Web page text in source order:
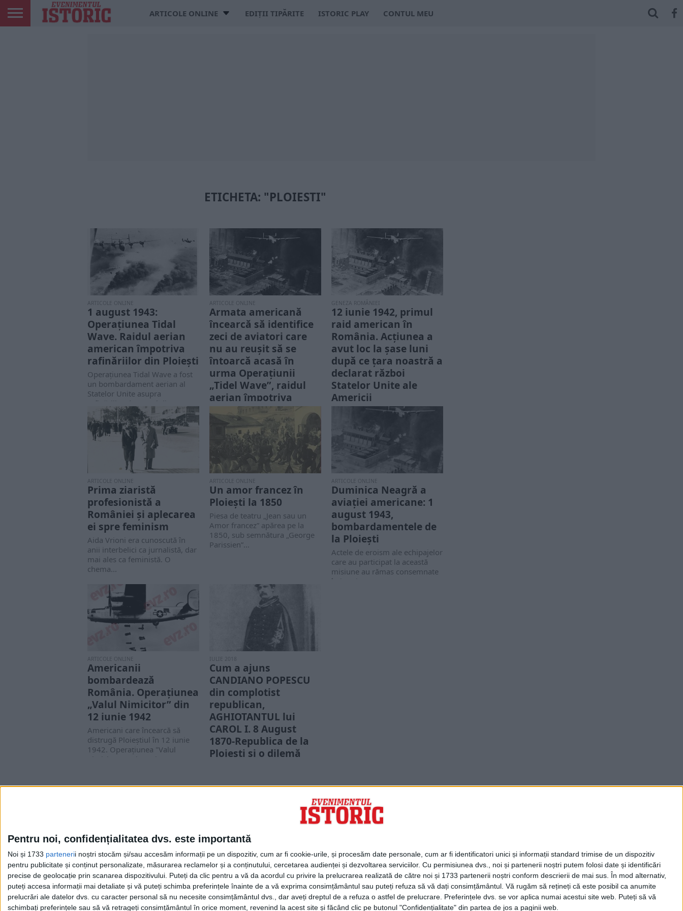
Pentru noi, confidențialitatea dvs. este importantă
Noi și 1733 partenerii noștri stocăm și/sau accesăm informații pe un dispozitiv, cum ar fi cookie-urile, și procesăm date personale, cum ar fi identificatori unici și informații standard trimise de un dispozitiv
pentru publicitate și conținut personalizate, măsurarea reclamelor și a conținutului, cercetarea audienței și dezvoltarea serviciilor. Cu permisiunea dvs., noi și partenerii noștri putem folosi date și identificări
precise de geolocație prin scanarea dispozitivului. Puteți da clic pentru a vă da acordul cu privire la prelucrarea realizată de către noi și 1733 partenerii noștri conform descrierii de mai sus. În mod alternativ,
puteți accesa informații mai detaliate și vă puteți schimba preferințele înainte de a vă exprima consimțământul sau puteți refuza să vă dați consimțământul. Vă rugăm să rețineți că este posibil ca anumite
prelucrări ale datelor dvs. cu caracter personal să nu necesite consimțământul dvs., dar aveți dreptul de a refuza o astfel de prelucrare. Preferințele dvs. se vor aplica numai acestui site web. Puteți să vă
schimbați preferințele sau să vă retrageți consimțământul în orice moment, revenind la acest site și făcând clic pe butonul "Confidențialitate" din partea de jos a paginii web.
ARTICOLE ONLINE EDIȚII TIPĂRITE ISTORIC PLAY CONTUL MEU
ETICHETA: "PLOIESTI"
ARTICOLE ONLINE
1 august 1943:
Operațiunea Tidal
Wave. Raidul aerian
american împotriva
rafinăriilor din Ploiești
Operațiunea Tidal Wave a fost
un bombardament aerian al
Statelor Unite asupra
rafinăriilor de petrol din...
ARTICOLE ONLINE
Armata americană
încearcă să identifice
zeci de aviatori care
nu au reușit să se
întoarcă acasă în
urma Operațiunii
„Tidel Wave”, raidul
aerian împotriva
rafinăriilor din Ploiești
Liderii aliați care au convenit
asupra următoarei faze a
războiului la Conferința de la
Casablanca din...
GENEZA ROMÂNIEI
12 iunie 1942, primul
raid american în
România. Acțiunea a
avut loc la șase luni
după ce țara noastră a
declarat război
Statelor Unite ale
Americii
Pe 12 decembrie 1941, sub
presiunile lui Manfred von
Killinger și Renato Bova
Scoppa, reprezentanții
Germaniei...
ARTICOLE ONLINE
Prima ziaristă
profesionistă a
României și aplecarea
ei spre feminism
Aida Vrioni era cunoscută în
anii interbelici ca jurnalistă, dar
mai ales ca feministă. O
chema...
ARTICOLE ONLINE
Un amor francez în
Ploiești la 1850
Piesa de teatru „Jean sau un
Amor francez” apărea pe la
1850, sub semnătura „George
Parissien”...
ARTICOLE ONLINE
Duminica Neagră a
aviației americane: 1
august 1943,
bombardamentele de
la Ploiești
Actele de eroism ale echipajelor
care au participat la această
misiune au rămas consemnate
în istorie,...
ARTICOLE ONLINE
Americanii
bombardează
România. Operațiunea
„Valul Nimicitor” din
12 iunie 1942
Americani care încearcă să
distrugă Ploieștiul în 12 iunie
1942. Operațiunea "Valul
nimicitor". Avioanele SUA au...
IULIE 2018
Cum a ajuns
CANDIANO POPESCU
din complotist
republican,
AGHIOTANTUL lui
CAROL I. 8 August
1870-Republica de la
Ploiești și o dilemă
denumirea unei mişcări
Cea mai mare revistă de istorie din Europa!.
Media KIT
Evenimentul Zilei
Doctorul Zilei
Infofinanciar
Infoactual
Editura de carte
EVZ Comunicate
Capital Comunicate
Animal Zoo